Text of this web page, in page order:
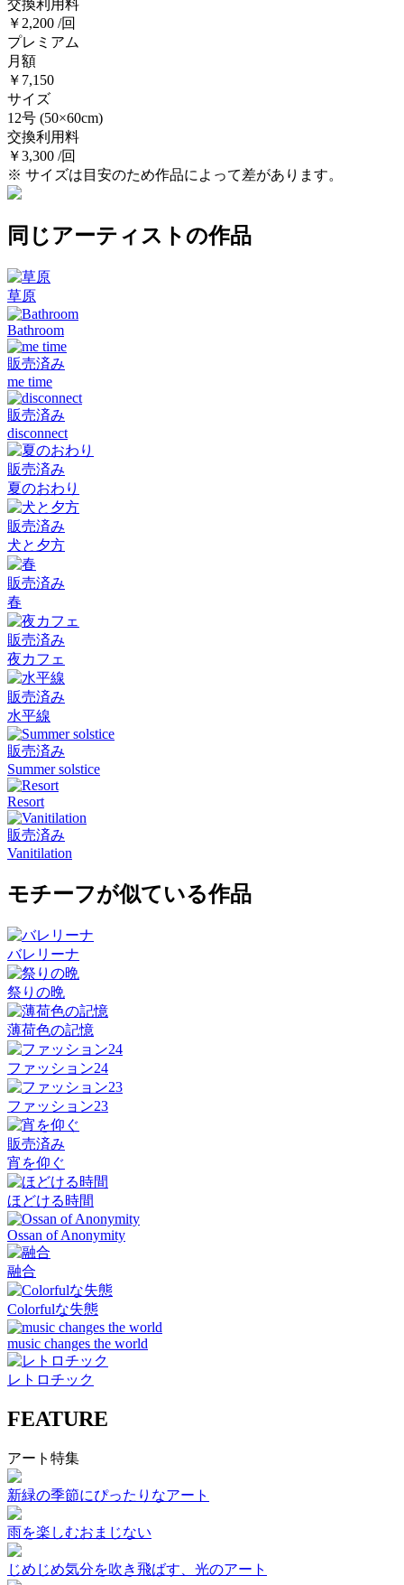
交換利用料
￥2,200 /回
プレミアム
月額
￥7,150
サイズ
12号 (50×60cm)
交換利用料
￥3,300 /回
※ サイズは目安のため作品によって差があります。
同じアーティストの作品
草原
Bathroom
販売済み
me time
販売済み
disconnect
販売済み
夏のおわり
販売済み
犬と夕方
販売済み
春
販売済み
夜カフェ
販売済み
水平線
販売済み
Summer solstice
Resort
販売済み
Vanitilation
モチーフが似ている作品
バレリーナ
祭りの晩
薄荷色の記憶
ファッション24
ファッション23
販売済み
宵を仰ぐ
ほどける時間
Ossan of Anonymity
融合
Colorfulな失態
music changes the world
レトロチック
FEATURE
アート特集
新緑の季節にぴったりなアート
雨を楽しむおまじない
じめじめ気分を吹き飛ばす、光のアート